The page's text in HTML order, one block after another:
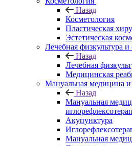
Назад
Косметология
Пластическая
Эстетическая
Лечебная физкультура
Назад
Лечебная
Медицинская
Мануальная медицина и
Назад
Мануальная
Акупунктура
Мануальная